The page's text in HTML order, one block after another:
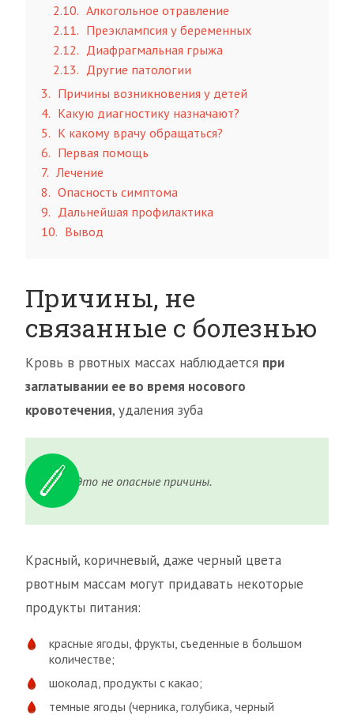
2.10
Алкогольное отравление
2.11
Преэклампсия у беременных
2.12
Диафрагмальная грыжа
2.13
Другие патологии
3
Причины возникновения у детей
4
Какую диагностику назначают?
5
К какому врачу обращаться?
6
Первая помощь
7 Лечение
8
Опасность симптома
9
Дальнейшая профилактика
10
Вывод
Причины, не
связанные с болезнью
Кровь в рвотных массах наблюдается при
заглатывании ее во время носового
кровотечения, удаления зуба
Это не опасные причины.
Красный, коричневый, даже черный цвета
рвотным массам могут придавать некоторые
продукты питания:
красные ягоды, фрукты, съеденные в большом
количестве;
шоколад, продукты с какао;
темные ягоды (черника, голубика, черный